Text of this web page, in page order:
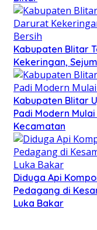
Kabupaten Blitar
Kekeringan,
Kabupaten Blitar
Padi Modern
Kecamatan
Diduga Api
Pedagang di
Luka Bakar